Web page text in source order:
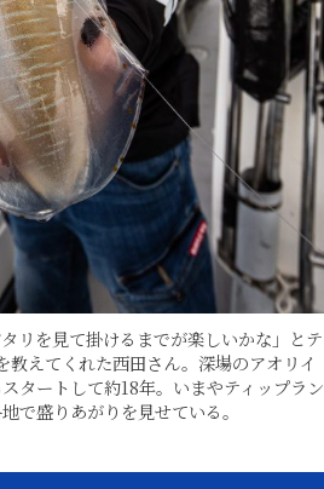
リを見て掛けるまでが楽しいかな」とテ
教えてくれた西田さん。深場のアオリイ
タートして約18年。いまやティップラン
で盛りあがりを見せている。